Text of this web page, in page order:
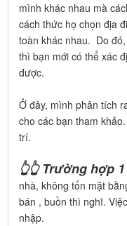
mình khác nhau mà
cách thức họ chọn địa
toàn khác nhau. Do
thì bạn mới có thể xác
được.
Ở đây, mình phân tích
cho các bạn tham
trí.
👆👆 Trường hợp
nhà, không tốn mặt
bán , buồn thì nghĩ.
nhập.